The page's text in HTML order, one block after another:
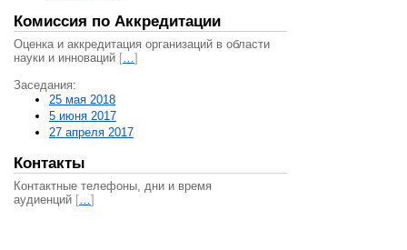
Комиссия по Аккредитации
Оценка и аккредитация организаций в области
науки и инноваций […]
Заседания:
25 мая 2018
5 июня 2017
27 апреля 2017
Контакты
Контактные телефоны, дни и время
аудиенций […]